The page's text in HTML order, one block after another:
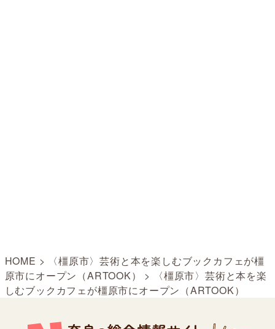
HOME >
〈橿原市〉芸術と本を楽しむブックカフェが橿
原市にオープン（ARTOOK）
>
〈橿原市〉芸術と本を楽
しむブックカフェが橿原市にオープン（ARTOOK）